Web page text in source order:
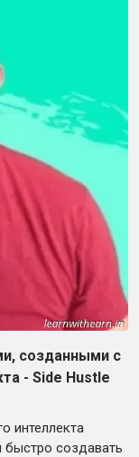
созданными с
- Side Hustle
интеллекта
создавать